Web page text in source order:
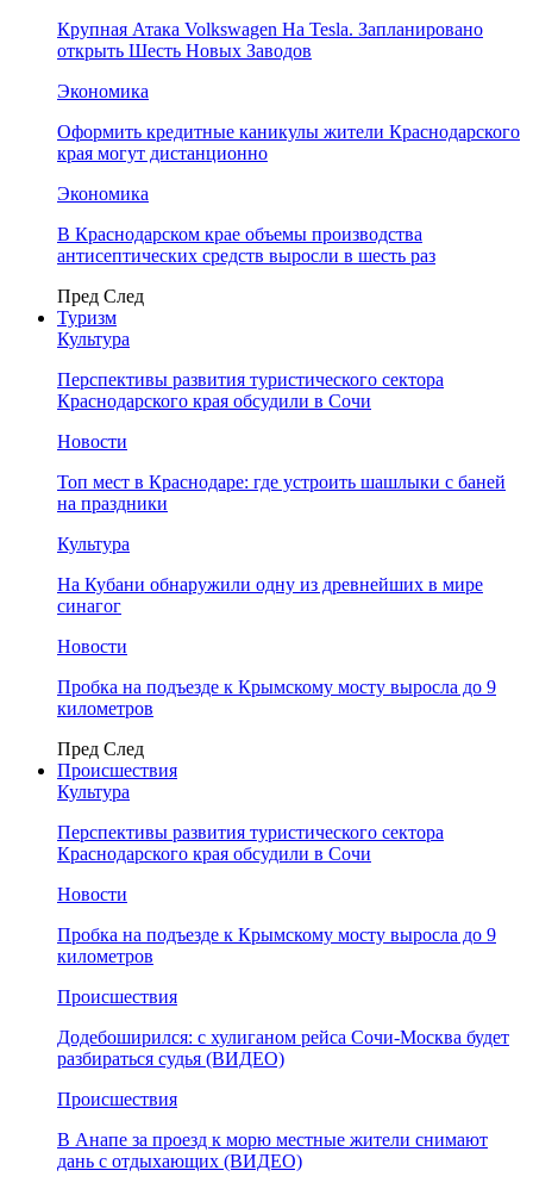
Крупная Атака Volkswagen На Tesla. Запланировано
открыть Шесть Новых Заводов
Экономика
Оформить кредитные каникулы жители Краснодарского
края могут дистанционно
Экономика
В Краснодарском крае объемы производства
антисептических средств выросли в шесть раз
Пред След
Туризм
Культура
Перспективы развития туристического сектора
Краснодарского края обсудили в Сочи
Новости
Топ мест в Краснодаре: где устроить шашлыки с баней
на праздники
Культура
На Кубани обнаружили одну из древнейших в мире
синагог
Новости
Пробка на подъезде к Крымскому мосту выросла до 9
километров
Пред След
Происшествия
Культура
Перспективы развития туристического сектора
Краснодарского края обсудили в Сочи
Новости
Пробка на подъезде к Крымскому мосту выросла до 9
километров
Происшествия
Додебоширился: с хулиганом рейса Сочи-Москва будет
разбираться судья (ВИДЕО)
Происшествия
В Анапе за проезд к морю местные жители снимают
дань с отдыхающих (ВИДЕО)